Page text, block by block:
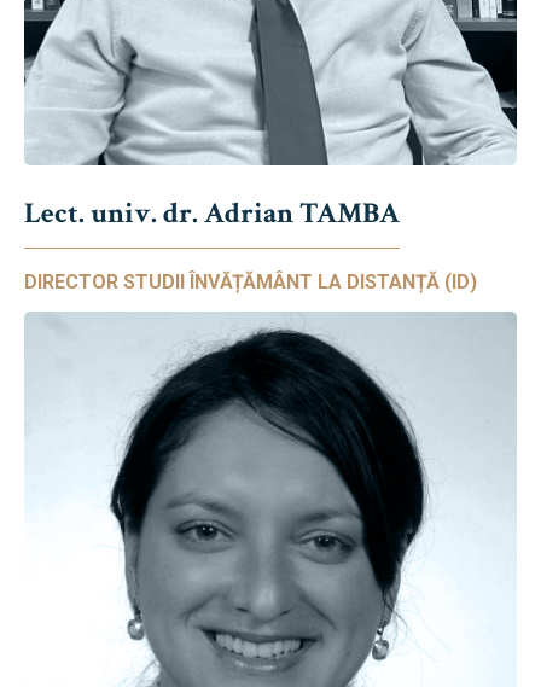
Lect. univ. dr. Adrian TAMBA
DIRECTOR STUDII ÎNVĂȚĂMÂNT LA DISTANȚĂ (ID)